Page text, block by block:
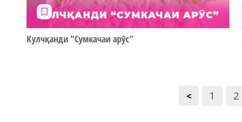
Кулчқанди “Сумкачаи арӯс”
< 1 2